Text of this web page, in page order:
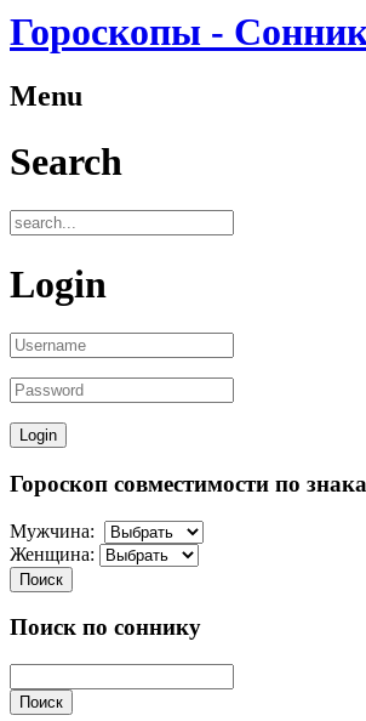
Гороскопы -
Menu
Search
Login
Гороскоп совместимости по
Мужчина:
Женщина:
Поиск
Поиск по соннику
Поиск